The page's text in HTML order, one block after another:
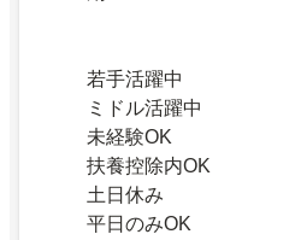
若手活躍中
ミドル活躍中
未経験OK
扶養控除内OK
土日休み
平日のみOK